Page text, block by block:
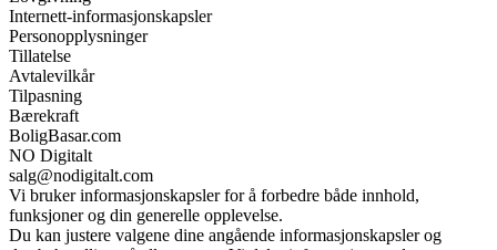
Internett-informasjonskapsler
Personopplysninger
Tillatelse
Avtalevilkår
Tilpasning
Bærekraft
BoligBasar.com
NO Digitalt
salg@nodigitalt.com
Vi bruker informasjonskapsler for å forbedre både innhold,
funksjoner og din generelle opplevelse.
Du kan justere valgene dine angående informasjonskapsler og